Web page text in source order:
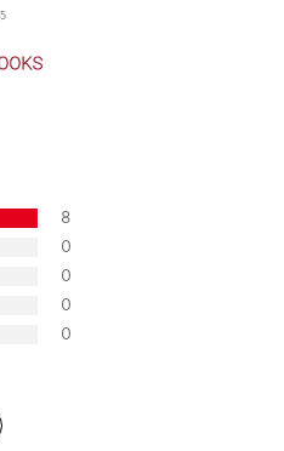
8
0
0
0
0